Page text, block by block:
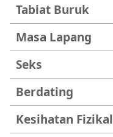
Tabiat Buruk
Masa Lapang
Seks
Berdating
Kesihatan Fizikal